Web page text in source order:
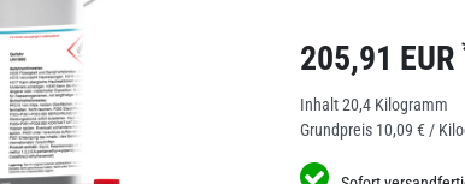
205,91 EUR
Inhalt20,4 Kilogramm
Grundpreis 10,09 € /